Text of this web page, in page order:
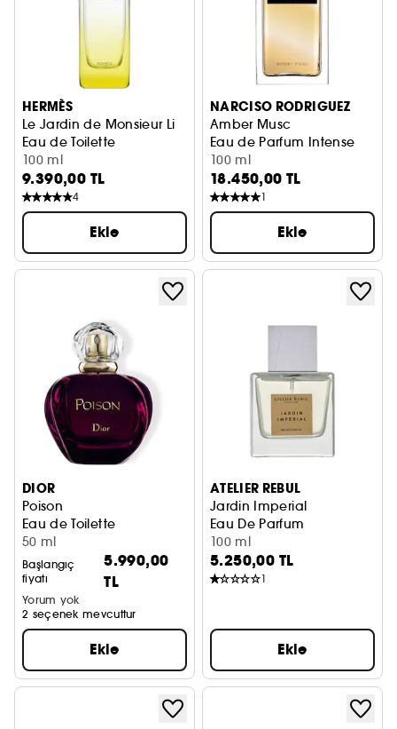
HERMÈS
Le Jardin de Monsieur Li
Eau de Toilette
100 ml
9.390,00 TL
4
Ekle
NARCISO RODRIGUEZ
Amber Musc
Eau de Parfum Intense
100 ml
18.450,00 TL
1
Ekle
DIOR
Poison
Eau de Toilette
50 ml
Başlangıç
fiyatı
5.990,00
TL
Yorum yok
2 seçenek mevcuttur
Ekle
ATELIER REBUL
Jardin Imperial
Eau De Parfum
100 ml
5.250,00 TL
1
Ekle